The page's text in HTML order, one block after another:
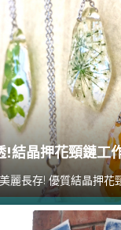
!結晶押花頸鏈工
麗長存! 優質結晶押花